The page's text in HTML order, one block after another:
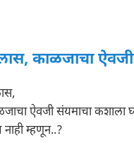
काळजाचा
ऐवजी संयमाचा कशाला
नाही म्हणून..?